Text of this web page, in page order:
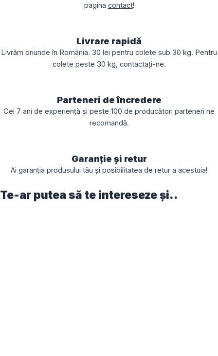
pagina contact!
Livrare rapidă
Livrăm oriunde în România. 30 lei pentru colete sub 30 kg. Pentru
colete peste 30 kg, contactați-ne.
Parteneri de încredere
Cei 7 ani de experiență și peste 100 de producători parteneri ne
recomandă.
Garanție și retur
Ai garanția produsului tău și posibilitatea de retur a acestuia!
Te-ar putea să te intereseze și..